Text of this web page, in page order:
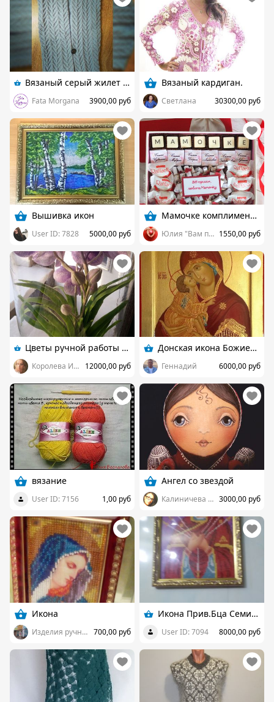
Вязаный серый жилет с косами (безрукавка)
Fata Morgana 3900,00 руб
Вязаный кардиган.
Светлана 30300,00 руб
Вышивка икон
User ID: 7828 5000,00 руб
Мамочке комплименты
Юлия "Вам подарок" 1550,00 руб
Цветы ручной работы из полимерной глины
Королева Ирина 12000,00 руб
Донская икона Божией Матери.
Геннадий 6000,00 руб
вязание
User ID: 7156 1,00 руб
Ангел со звездой
Калиничева Наталья 3000,00 руб
Икона
Изделия ручной работы 700,00 руб
Икона Прив.Бца Семистрельная.
User ID: 7094 8000,00 руб